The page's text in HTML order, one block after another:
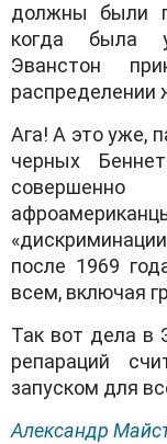
должны были
когда была
Эванстон
распределении
Ага! А это уже,
черных
после 1969
всем, включая
Так вот дела в
репараций
запуском для
Александр